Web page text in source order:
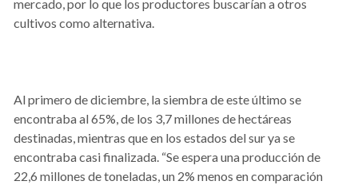
mercado, por lo que los productores buscarían a otros
cultivos como alternativa.
Al primero de diciembre, la siembra de este último se
encontraba al 65%, de los 3,7 millones de hectáreas
destinadas, mientras que en los estados del sur ya se
encontraba casi finalizada. “Se espera una producción de
22,6 millones de toneladas, un 2% menos en comparación